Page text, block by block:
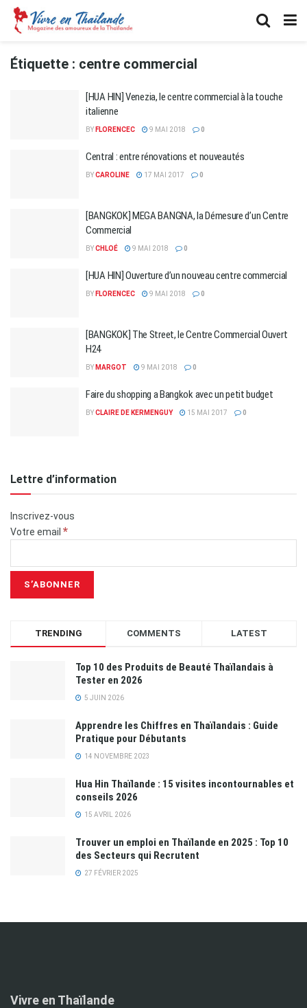
Étiquette : centre commercial
[HUA HIN] Venezia, le centre commercial à la touche
italienne
BY FLORENCEC 9 MAI 2018 0
Central : entre rénovations et nouveautés
BYCAROLINE 17 MAI 2017 0
[BANGKOK] MEGA BANGNA, la Démesure d’un Centre
Commercial
BYCHLOÉ 9 MAI 2018 0
[HUA HIN] Ouverture d’un nouveau centre commercial
BY FLORENCEC 9 MAI 2018 0
[BANGKOK] The Street, le Centre Commercial Ouvert
H24
BY MARGOT 9 MAI 2018 0
Faire du shopping a Bangkok avec un petit budget
BYCLAIRE DE KERMENGUY 15 MAI 2017 0
Lettre d’information
Inscrivez-vous
Votre email *
TRENDING COMMENTS LATEST
Top 10 des Produits de Beauté Thaïlandais à
Tester en 2026
5 JUIN 2026
Apprendre les Chiffres en Thaïlandais : Guide
Pratique pour Débutants
14 NOVEMBRE 2023
Hua Hin Thaïlande : 15 visites incontournables et
conseils 2026
15 AVRIL 2026
Trouver un emploi en Thaïlande en 2025 : Top 10
des Secteurs qui Recrutent
27 FÉVRIER 2025
Vivre en Thaïlande